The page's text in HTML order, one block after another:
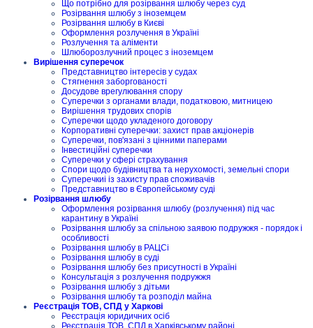
Що потрібно для розірвання шлюбу через суд
Розірвання шлюбу з іноземцем
Розірвання шлюбу в Києві
Оформлення розлучення в Україні
Розлучення та аліменти
Шлюборозлучний процес з іноземцем
Вирішення суперечок
Представництво інтересів у судах
Стягнення заборгованості
Досудове врегулювання спору
Суперечки з органами влади, податковою, митницею
Вирішення трудових спорів
Суперечки щодо укладеного договору
Корпоративні суперечки: захист прав акціонерів
Суперечки, пов'язані з цінними паперами
Інвестиційні суперечки
Суперечки у сфері страхування
Спори щодо будівництва та нерухомості, земельні спори
Суперечкиі із захисту прав споживачів
Представництво в Європейському суді
Розірвання шлюбу
Оформлення розірвання шлюбу (розлучення) під час
карантину в Україні
Розірвання шлюбу за спільною заявою подружжя - порядок і
особливості
Розірвання шлюбу в РАЦСі
Розірвання шлюбу в суді
Розірвання шлюбу без присутності в Україні
Консультація з розлучення подружжя
Розірвання шлюбу з дітьми
Розірвання шлюбу та розподіл майна
Реєстрація ТОВ, СПД у Харкові
Реєстрація юридичних осіб